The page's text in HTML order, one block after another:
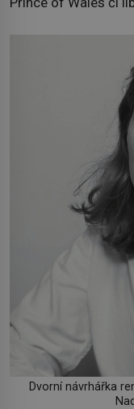
Dvorní návrhářka